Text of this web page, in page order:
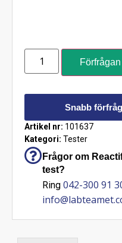
Snabb
Artikel nr: 101637
Kategori: Tester
Frågor om
test?
Ring 042-300 91